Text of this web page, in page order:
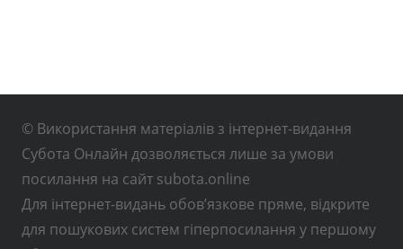
© Використання матеріалів з інтернет-видання
Субота Онлайн дозволяється лише за умови
посилання на сайт subota.online
Для інтернет-видань обов’язкове пряме, відкрите
для пошукових систем гіперпосилання у першому